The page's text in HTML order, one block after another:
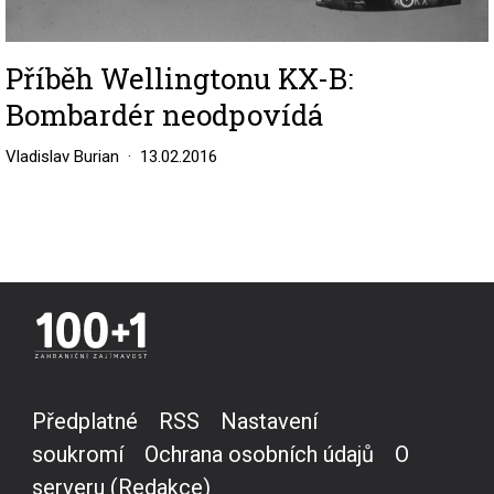
Příběh Wellingtonu KX-B:
Bombardér neodpovídá
Vladislav Burian 13.02.2016
Předplatné RSS
Nastavení
soukromí
Ochrana osobních údajů
O
serveru (Redakce)